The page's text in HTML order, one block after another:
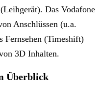
Das Vodafone
Anschlüssen (u.a.
Fernsehen (Timeshift)
3D Inhalten.
Überblick